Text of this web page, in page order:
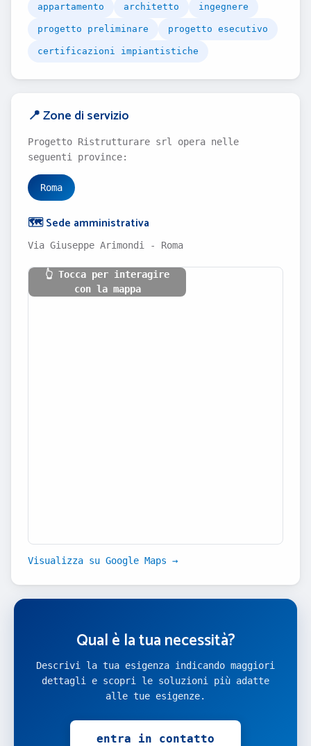
appartamento architetto ingegnere
progetto preliminare progetto esecutivo
certificazioni impiantistiche
📍 Zone di servizio
Progetto Ristrutturare srl opera nelle
seguenti province:
Roma
🗺️ Sede amministrativa
Via Giuseppe Arimondi - Roma
👆 Tocca per interagire
con la mappa
Visualizza su Google Maps →
Qual è la tua necessità?
Descrivi la tua esigenza indicando maggiori
dettagli e scopri le soluzioni più adatte
alle tue esigenze.
entra in contatto